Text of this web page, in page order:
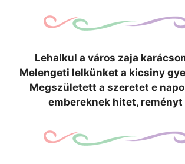
Lehalkul a város zaja
Melengeti lelkünket a kicsiny
Megszületett a szeretet e
embereknek hitet, reményt